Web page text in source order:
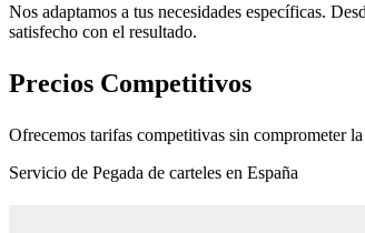
Nos adaptamos a tus necesidades específicas.
satisfecho con el resultado.
Precios Competitivos
Ofrecemos tarifas competitivas sin comprometer
Servicio de Pegada de carteles en España